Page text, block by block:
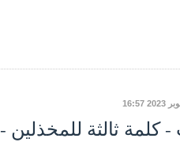
ثالثة للمخذلين -